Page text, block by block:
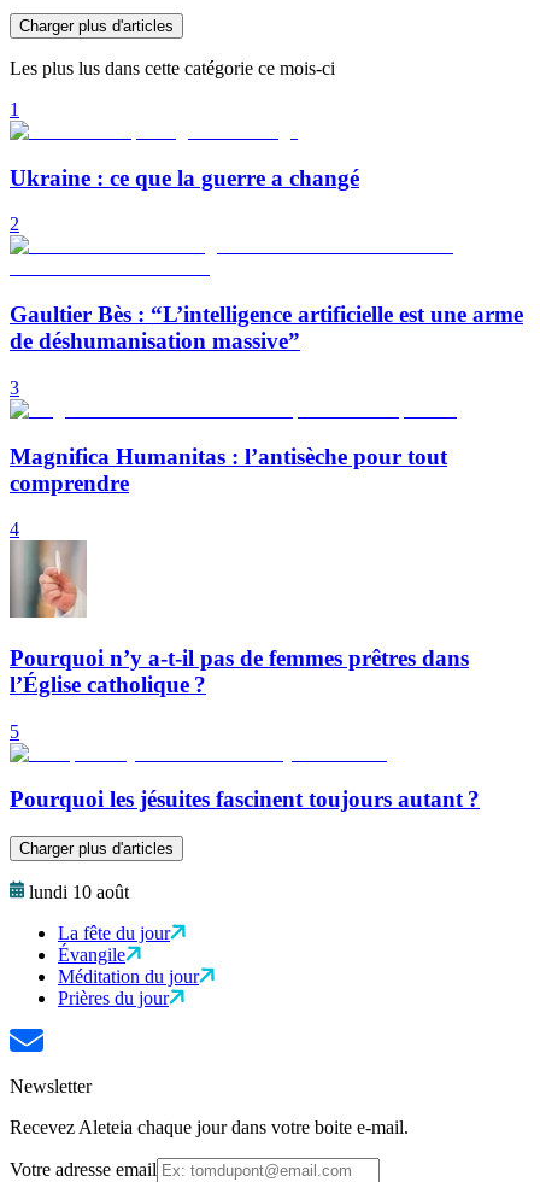
Charger plus d'articles
Les plus lus dans cette catégorie ce mois-ci
1
Ukraine : ce que la guerre a changé
2
Gaultier Bès : “L’intelligence artificielle est une arme
de déshumanisation massive”
3
Magnifica Humanitas : l’antisèche pour tout
comprendre
4
Pourquoi n’y a-t-il pas de femmes prêtres dans
l’Église catholique ?
5
Pourquoi les jésuites fascinent toujours autant ?
Charger plus d'articles
lundi 10 août
La fête du jour
Évangile
Méditation du jour
Prières du jour
Newsletter
Recevez Aleteia chaque jour dans votre boite e-mail.
Votre adresse email